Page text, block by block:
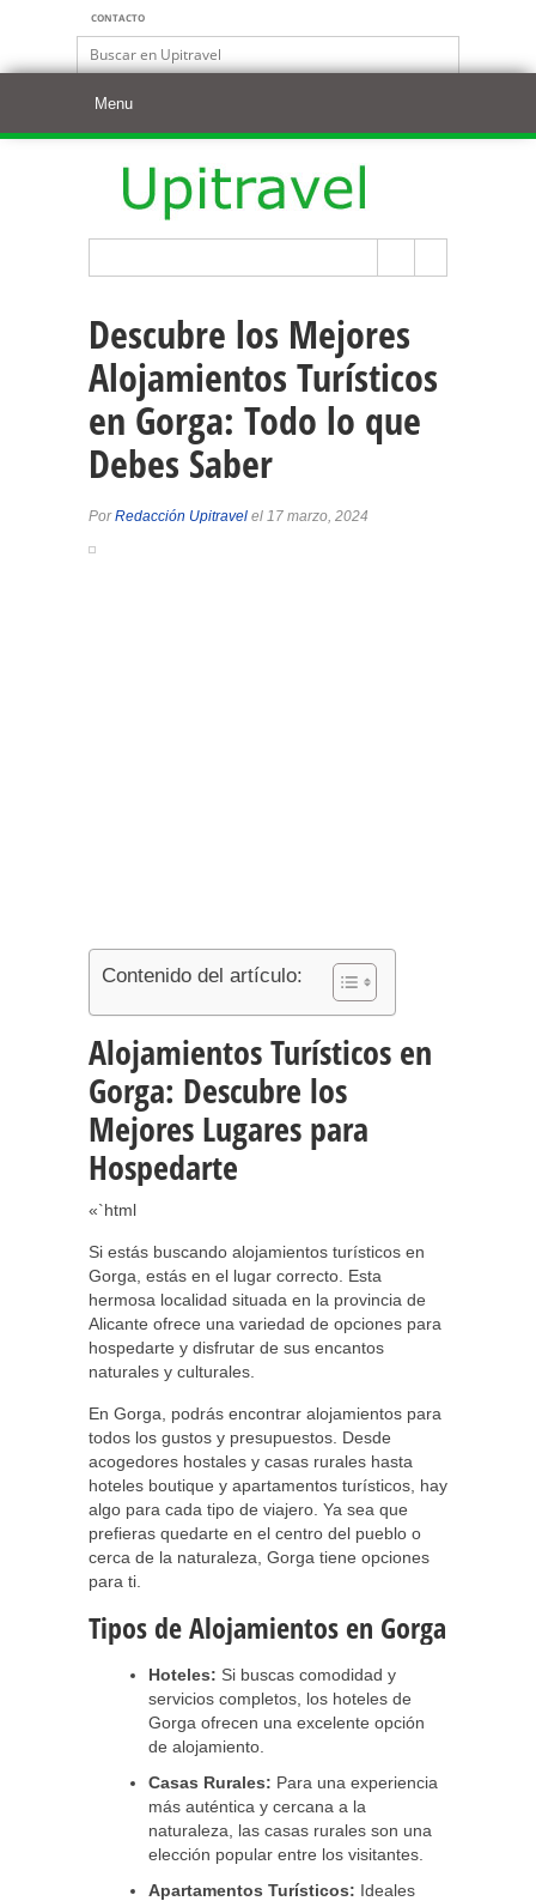
CONTACTO
Descubre los Mejores
Alojamientos Turísticos
en Gorga: Todo lo que
Debes Saber
PorRedacción Upitravel el 17 marzo, 2024
Contenido del artículo:
Alojamientos Turísticos en
Gorga: Descubre los
Mejores Lugares para
Hospedarte
«`html
Si estás buscando alojamientos turísticos en
Gorga, estás en el lugar correcto. Esta
hermosa localidad situada en la provincia de
Alicante ofrece una variedad de opciones para
hospedarte y disfrutar de sus encantos
naturales y culturales.
En Gorga, podrás encontrar alojamientos para
todos los gustos y presupuestos. Desde
acogedores hostales y casas rurales hasta
hoteles boutique y apartamentos turísticos, hay
algo para cada tipo de viajero. Ya sea que
prefieras quedarte en el centro del pueblo o
cerca de la naturaleza, Gorga tiene opciones
para ti.
Tipos de Alojamientos en Gorga
Hoteles: Si buscas comodidad y
servicios completos, los hoteles de
Gorga ofrecen una excelente opción
de alojamiento.
Casas Rurales: Para una experiencia
más auténtica y cercana a la
naturaleza, las casas rurales son una
elección popular entre los visitantes.
Apartamentos Turísticos: Ideales